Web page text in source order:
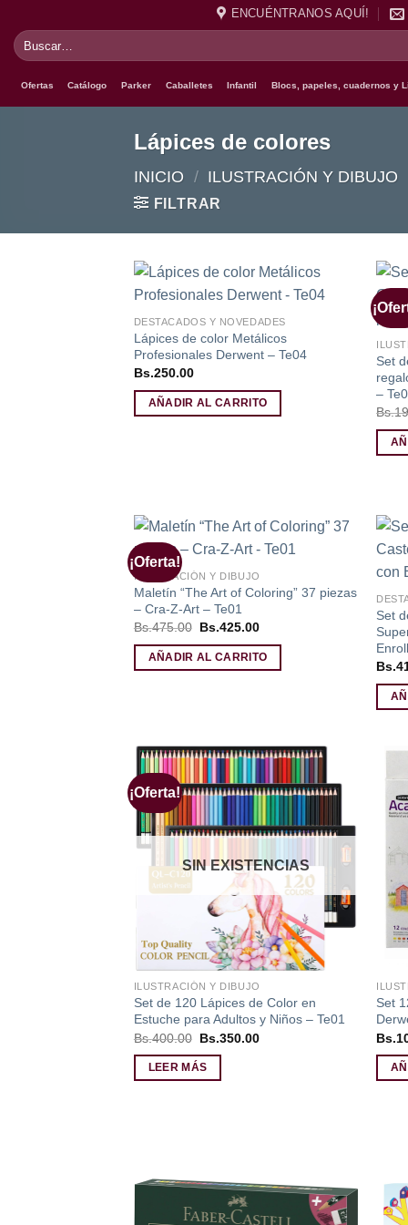
contenido
ENCUÉNTRANOS AQUÍ!
Buscar
por:
Ofertas Catálogo Parker Caballetes Infantil Blocs, papeles, cuadernos y
Lápices de colores
INICIO / ILUSTRACIÓN Y DIBUJO
FILTRAR
DESTACADOS Y NOVEDADES
Lápices de color Metálicos
Profesionales Derwent – Te04
Bs.250.00
AÑADIR AL CARRITO
Set
–
Bs.
¡Oferta!
lista de
deseos
ILUSTRACIÓN Y DIBUJO
Maletín “The Art of Coloring” 37 piezas
– Cra-Z-Art – Te01
Bs.475.00 El
original
era:
Bs.425.00El
actual
es:
AÑADIR AL CARRITO
Set
Bs.
¡Oferta!
Añadir
deseos
SIN EXISTENCIAS
ILUSTRACIÓN Y DIBUJO
Set de 120 Lápices de Color en
Estuche para Adultos y Niños – Te01
Bs.400.00 El
original
era:
Bs.350.00El
LEER MÁS
Set
Bs.
Añadir
a la